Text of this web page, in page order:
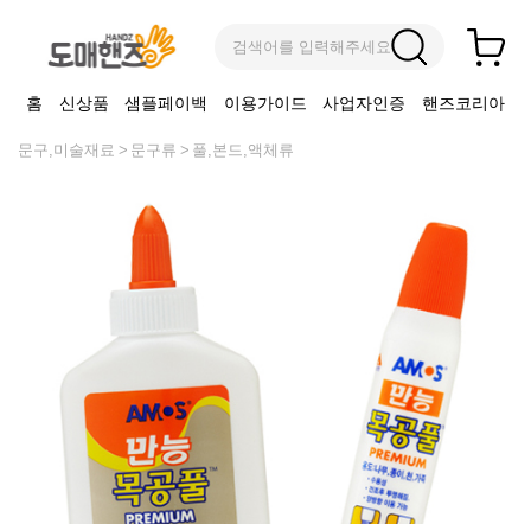
검색어를 입력해주세요
홈 신상품 샘플페이백 이용가이드 사업자인증 핸즈코리아
문구,미술재료 문구류 풀,본드,액체류